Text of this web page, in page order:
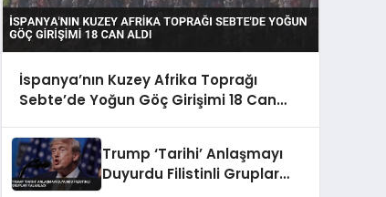
İspanya’nın Kuzey Afrika Toprağı
Sebte’de Yoğun Göç Girişimi 18 Can
Trump ‘Tarihi’ Anlaşmayı
Duyurdu Filistinli Gruplar